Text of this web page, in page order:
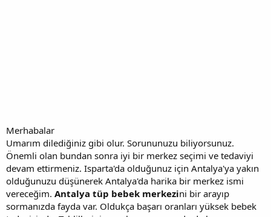
Merhabalar
Umarım dilediğiniz gibi olur. Sorununuzu biliyorsunuz.
Önemli olan bundan sonra iyi bir merkez seçimi ve tedaviyi
devam ettirmeniz. Isparta'da olduğunuz için Antalya'ya yakın
olduğunuzu düşünerek Antalya'da harika bir merkez ismi
vereceğim. Antalya tüp bebek merkezini bir arayıp
sormanızda fayda var. Oldukça başarı oranları yüksek bebek